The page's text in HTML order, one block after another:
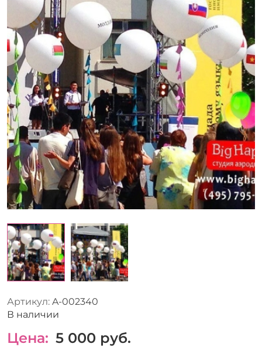
Артикул: A-002340
В наличии
Цена: 5 000 руб.